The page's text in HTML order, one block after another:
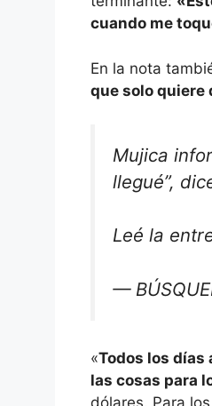
cuando me
En la nota
que solo quiere
Mujica
llegué”,
Leé la
—
«Todos los días
las cosas para